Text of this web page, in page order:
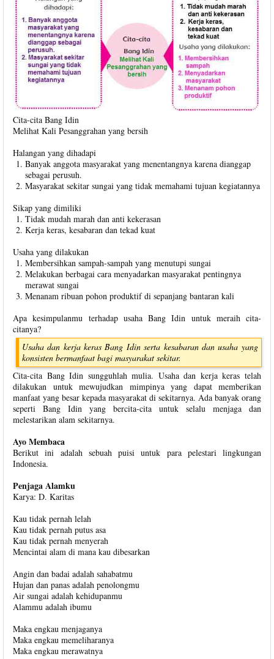
Cita-cita Bang Idin
Melihat Kali Pesanggrahan yang bersih
Halangan yang dihadapi
Banyak anggota masyarakat yang menentangnya karena dianggap
sebagai perusuh.
Masyarakat sekitar sungai yang tidak memahami tujuan kegiatannya
Sikap yang dimiliki
Tidak mudah marah dan anti kekerasan
Kerja keras, kesabaran dan tekad kuat
Usaha yang dilakukan
Membersihkan sampah-sampah yang menutupi sungai
Melakukan berbagai cara menyadarkan masyarakat pentingnya
merawat sungai
Menanam ribuan pohon produktif di sepanjang bantaran kali
Apa kesimpulanmu terhadap usaha Bang Idin untuk meraih cita-
citanya?
Usaha dan kerja keras Bang Idin serta kesabaran dan usaha yang
konsisten bermanfaat bagi masyarakat sekitar.
Cita-cita Bang Idin sungguhlah mulia. Usaha dan kerja keras telah
dilakukan untuk mewujudkan mimpinya yang dapat memberikan
manfaat yang besar kepada masyarakat di sekitarnya. Ada banyak orang
seperti Bang Idin yang bercita-cita untuk selalu menjaga dan
melestarikan alam sekitarnya.
Ayo Membaca
Berikut ini adalah sebuah puisi untuk para pelestari lingkungan
Indonesia.
Penjaga Alamku
Karya: D. Karitas
Kau tidak pernah lelah
Kau tidak pernah putus asa
Kau tidak pernah menyerah
Mencintai alam di mana kau dibesarkan
Angin dan badai adalah sahabatmu
Hujan dan panas adalah penolongmu
Air sungai adalah kehidupanmu
Alammu adalah ibumu
Maka engkau menjaganya
Maka engkau memeliharanya
Maka engkau merawatnya